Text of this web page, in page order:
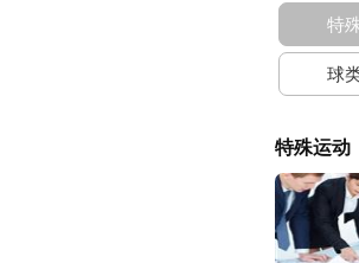
特
球
特殊运动